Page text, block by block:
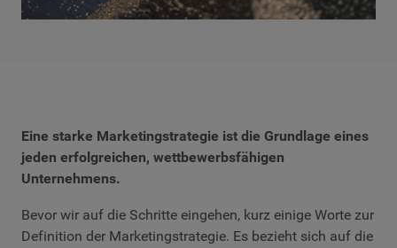
Eine starke Marketingstrategie ist die Grundlage eines
jeden erfolgreichen, wettbewerbsfähigen
Unternehmens.
Bevor wir auf die Schritte eingehen, kurz einige Worte zur
Definition der Marketingstrategie. Es bezieht sich auf die